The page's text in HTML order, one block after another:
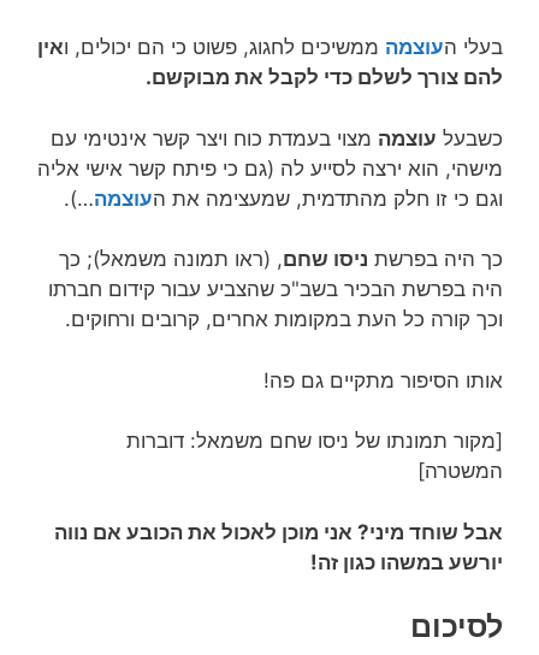
בעלי העוצמה ממשיכים לחגוג, פשוט כי הם יכולים, ואין
להם צורך לשלם כדי לקבל את מבוקשם.
כשבעל עוצמה מצוי בעמדת כוח ויצר קשר אינטימי עם
מישהי, הוא ירצה לסייע לה (גם כי פיתח קשר אישי אליה
וגם כי זו חלק מהתדמית, שמעצימה את העוצמה…).
כך היה בפרשת ניסו שחם, (ראו תמונה משמאל); כך
היה בפרשת הבכיר בשב"כ שהצביע עבור קידום חברתו
וכך קורה כל העת במקומות אחרים, קרובים ורחוקים.
אותו הסיפור מתקיים גם פה!
[מקור תמונתו של ניסו שחם משמאל: דוברות
המשטרה]
אבל שוחד מיני? אני מוכן לאכול את הכובע אם נווה
יורשע במשהו כגון זה!
לסיכום